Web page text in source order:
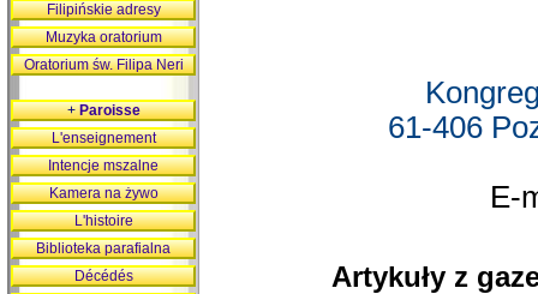
61-406
E-
Artykuły z
Filipińskie adresy
Muzyka oratorium
Oratorium św. Filipa Neri
+Paroisse
L'enseignement
Intencje mszalne
Kamera na żywo
L'histoire
Biblioteka parafialna
Décédés